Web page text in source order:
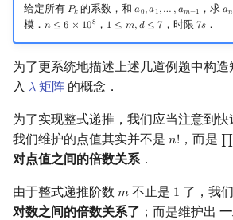
给定所有 𝑃𝑘
Pk 的系数，和𝑎0,𝑎1,… ,𝑎𝑚−1
a0,a1,…,am−1 ，求𝑎𝑛
an
模． 𝑛 ≤ 6 × 108
n≤6 ×108 ， 1 ≤ 𝑚,𝑑 ≤ 7
1 ≤m ,d≤ 7 ，时限 7𝑠
7s ．
为了更系统地描述上述几道例题中构造
入 𝜆
λ 矩阵 的概念．
为了实现整式递推，我们应当注意到快
我们维护的点值其实并不是 𝑛!
n! ，而是 ∏
∏i
对点值之间的倍数关系 ．
由于整式递推阶数 𝑚
m 不止是 1
1 了，我
对数之间的倍数关系了 ；而是维护出